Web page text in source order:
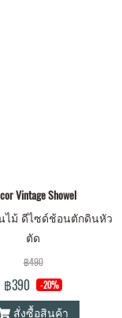
Vintage Showel
ไม้ ดีไซด์ช้อนตักดินหัว
ตัด
฿490
฿390 -20%
สั่งซื้อสินค้า